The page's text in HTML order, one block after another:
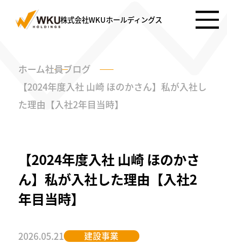
株式会社WKUホールディングス
ホーム社員ブログ
【2024年度入社 山崎 ほのかさん】私が入社し
た理由【入社2年目当時】
【2024年度入社 山崎 ほのかさ
ん】私が入社した理由【入社2
年目当時】
2026.05.21 建設事業